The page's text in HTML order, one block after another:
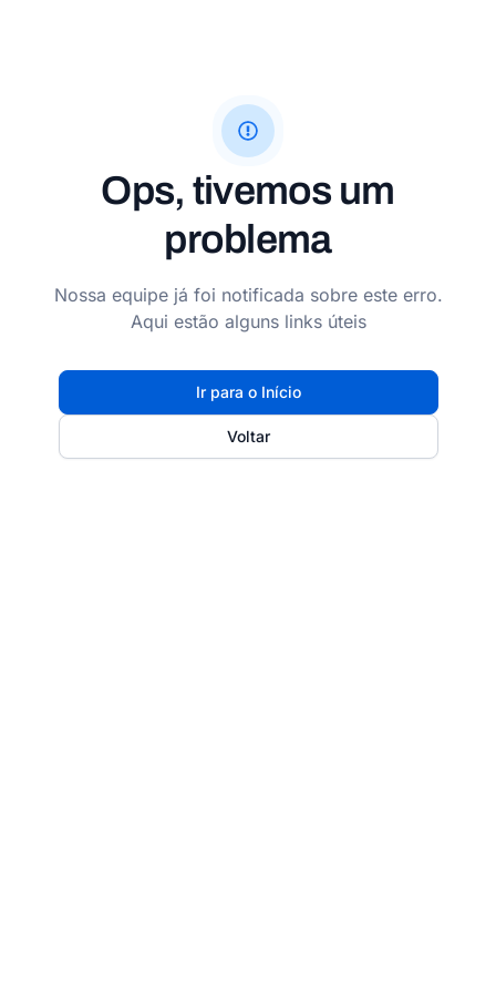
Ops, tivemos um
problema
Nossa equipe já foi notificada sobre este erro.
Aqui estão alguns links úteis
Ir para o Início
Voltar